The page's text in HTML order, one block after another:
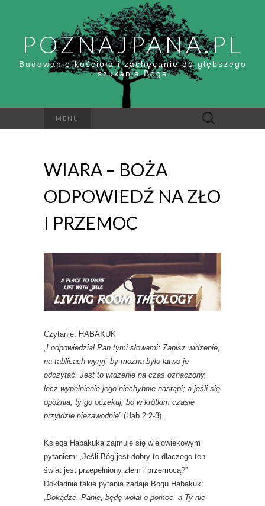
POZNAJPANA.PL
Budowanie kościoła i zachęcanie do głębszego
szukania Boga
MENU Szukaj:
WIARA – BOŻA
ODPOWIEDŹ NA ZŁO
I PRZEMOC
Czytanie: HABAKUK
„I odpowiedział Pan tymi słowami: Zapisz widzenie,
na tablicach wyryj, by można było łatwo je
odczytać. Jest to widzenie na czas oznaczony,
lecz wypełnienie jego niechybnie nastąpi; a jeśli się
opóźnia, ty go oczekuj, bo w krótkim czasie
przyjdzie niezawodnie” (Hab 2:2-3).
Księga Habakuka zajmuje się wielowiekowym
pytaniem: „Jeśli Bóg jest dobry to dlaczego ten
świat jest przepełniony złem i przemocą?”
Dokładnie takie pytania zadaje Bogu Habakuk:
„Dokądże, Panie, będę wołał o pomoc, a Ty nie